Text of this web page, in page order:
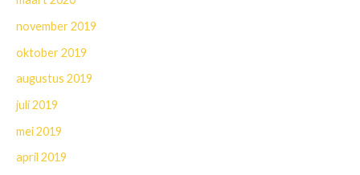
november 2019
oktober 2019
augustus 2019
juli 2019
mei 2019
april 2019